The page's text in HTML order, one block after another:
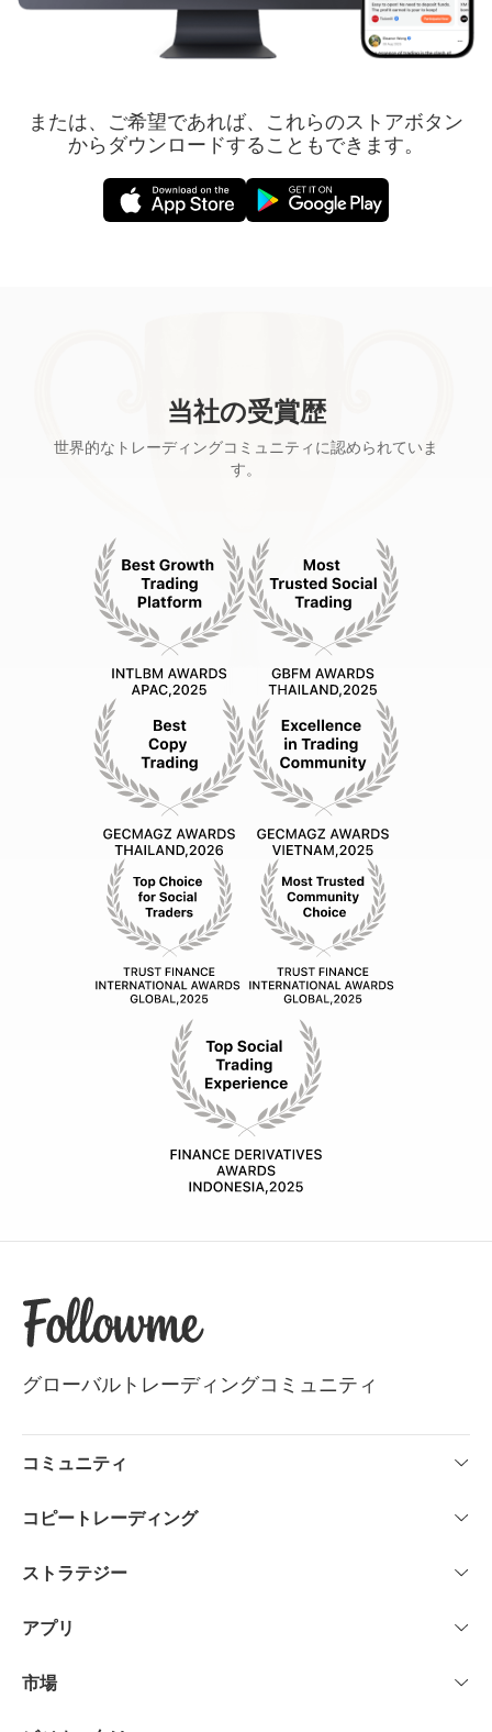
または、ご希望であれば、これらのストアボタン
からダウンロードすることもできます。
当社の受賞歴
世界的なトレーディングコミュニティに認められていま
す。
グローバルトレーディングコミュニティ
コミュニティ
最新
市場
コピートレーディング
ストラテジープロバイダー
始め方
ストラテジー
高勝率
コピー数上位
人気ストラテジー
アプリ
デスクトップ
市場